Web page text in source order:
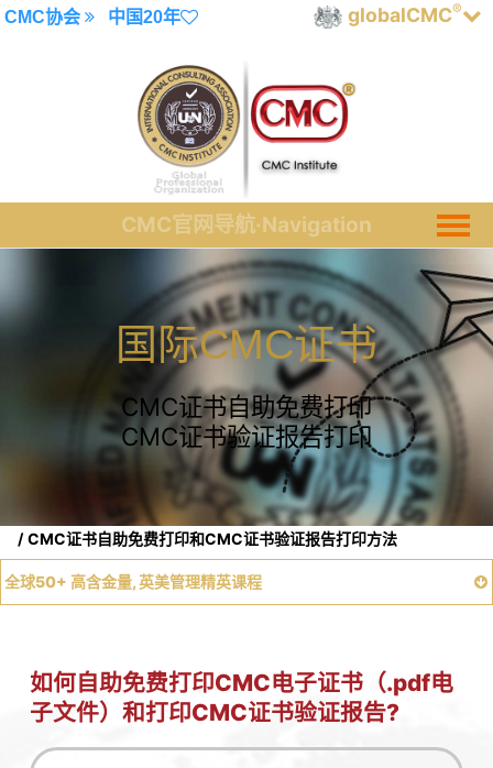
CMC协会 中国20年 globalCMC®
国际CMC证书
CMC证书自助免费打印
CMC证书验证报告打印
CMC/国际注册管理师/国际注册管理咨询师
CMC证书自助免费打印和CMC证书验证报告打印方法
全球50+ 高含金量, 英美管理精英课程
2登录官网或APP查询
3公众号查询
如何自助免费打印CMC电子证书（.pdf电
子文件）和打印CMC证书验证报告?